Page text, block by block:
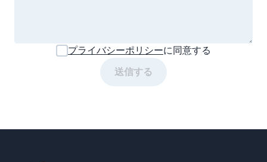
プライバシーポリシーに同意する
送信する